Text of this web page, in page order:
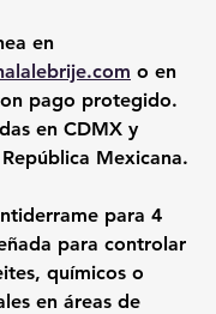
en
o en
pago protegido.
en CDMX y
Mexicana.
para 4
para controlar
químicos o
en áreas de